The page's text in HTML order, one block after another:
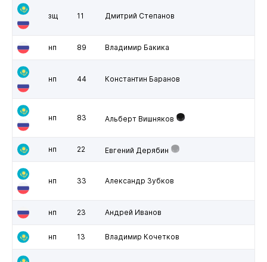
зщ 11 Дмитрий Степанов
нп 89 Владимир Бакика
нп 44 Константин Баранов
нп 83 Альберт Вишняков
нп 22 Евгений Дерябин
нп 33 Александр Зубков
нп 23 Андрей Иванов
нп 13 Владимир Кочетков